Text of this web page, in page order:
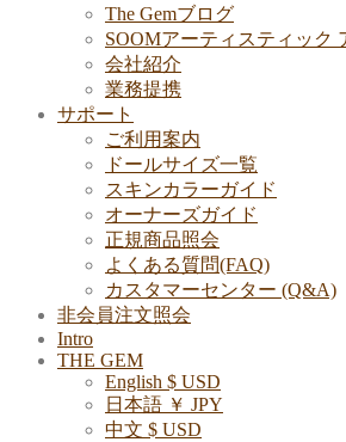
The Gemブログ
SOOMアーティスティック
会社紹介
業務提携
サポート
ご利用案内
ドールサイズ一覧
スキンカラーガイド
オーナーズガイド
正規商品照会
よくある質問(FAQ)
カスタマーセンター (Q&A)
非会員注文照会
Intro
THE GEM
English $ USD
日本語 ￥ JPY
中文 $ USD